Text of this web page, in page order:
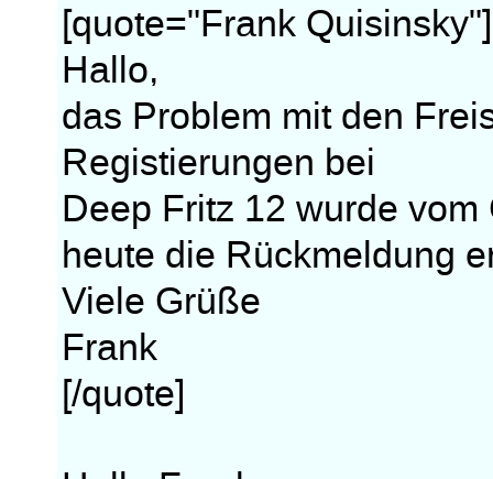
[quote="Frank Quisinsky"]
Hallo,
das Problem mit den
Registierungen bei
Deep Fritz 12 wurde
heute die Rückmeldung
Viele Grüße
Frank
[/quote]